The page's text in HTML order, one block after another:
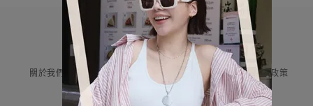
Information
關於我們 付款與運送 售後服務 隱私權政策